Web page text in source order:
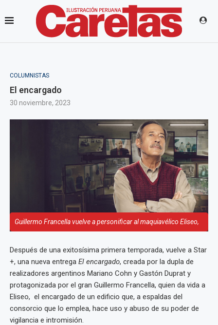
COLUMNISTAS
El encargado
30 noviembre, 2023
Guillermo Francella vuelve a personificar al maquiavélico Eliseo,
Después de una exitosísima primera temporada, vuelve a Star
+, una nueva entrega El encargado, creada por la dupla de
realizadores argentinos Mariano Cohn y Gastón Duprat y
protagonizada por el gran Guillermo Francella, quien da vida a
Eliseo, el encargado de un edificio que, a espaldas del
consorcio que lo emplea, hace uso y abuso de su poder de
vigilancia e intromisión.